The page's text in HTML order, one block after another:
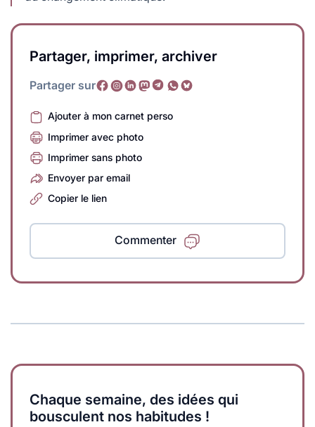
Partager, imprimer, archiver
Partager sur
Ajouter à mon carnet perso
Imprimer avec photo
Imprimer sans photo
Envoyer par email
Copier le lien
Commenter
Chaque semaine, des idées qui
bousculent nos habitudes !